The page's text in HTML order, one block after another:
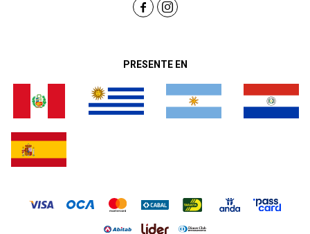
PRESENTE EN
 